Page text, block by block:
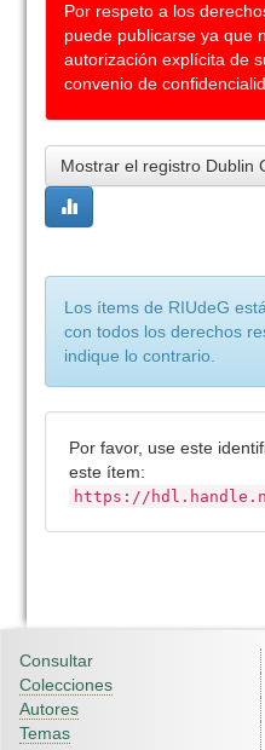
Por respeto a los
puede publicarse ya que
autorización explícita de
convenio de
Mostrar el registro Dublin
Los ítems de RIUdeG
con todos los derechos
indique lo contrario.
Por favor, use este
este ítem:
https://
Consultar
Colecciones
Autores
Temas